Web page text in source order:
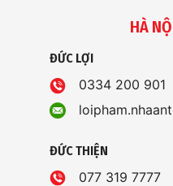
HÀ
ĐỨC LỢI
0334 200 901
ĐỨC THIỆN
077 319 7777